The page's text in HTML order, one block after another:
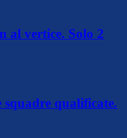
al vertice. Solo 2
squadre qualificate.